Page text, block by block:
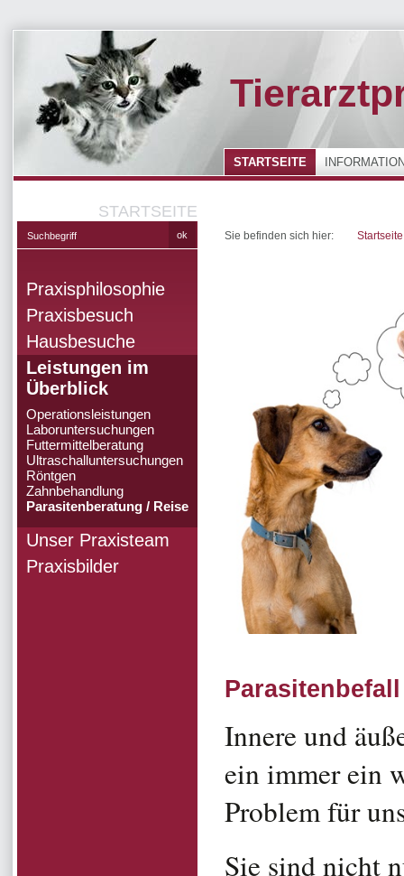
STARTSEITE
STARTSEITE
Praxisphilosophie
Praxisbesuch
Hausbesuche
Leistungen im
Überblick
Operationsleistungen
Laboruntersuchungen
Futtermittelberatung
Ultraschalluntersuchungen
Röntgen
Zahnbehandlung
Parasitenberatung / Reise
Unser Praxisteam
Praxisbilder
Sie befinden sich hier: Startseite
Parasitenbefall
Innere und
ein immer ein
Problem für
Sie sind nicht